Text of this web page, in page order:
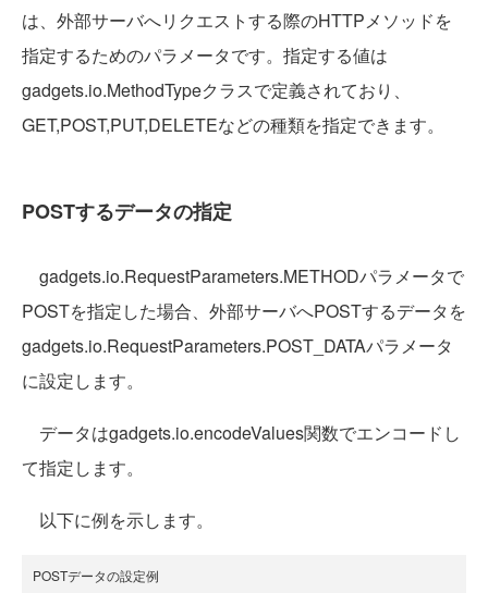
は、外部サーバへリクエストする際のHTTPメソッドを
指定するためのパラメータです。指定する値は
gadgets.io.MethodTypeクラスで定義されており、
GET,POST,PUT,DELETEなどの種類を指定できます。
POSTするデータの指定
gadgets.io.RequestParameters.METHODパラメータで
POSTを指定した場合、外部サーバへPOSTするデータを
gadgets.io.RequestParameters.POST_DATAパラメータ
に設定します。
データはgadgets.io.encodeValues関数でエンコードし
て指定します。
以下に例を示します。
POSTデータの設定例